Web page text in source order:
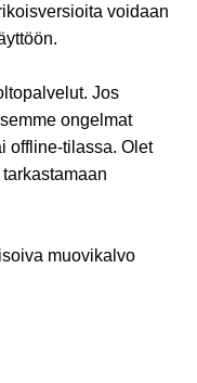
voidaan
Jos
ongelmat
offline-tilassa. Olet
muovikalvo